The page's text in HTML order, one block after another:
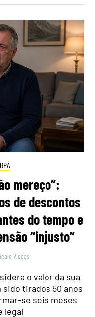
mereço”:
de descontos
do tempo e
“injusto”
Viegas
o valor da sua
tirados 50 anos
se seis meses
legal